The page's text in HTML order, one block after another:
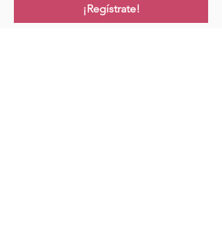
¡Regístrate!